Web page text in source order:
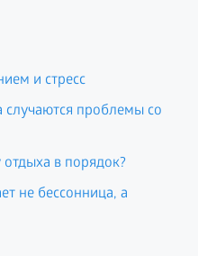
и стресс
случаются проблемы со
в порядок?
не бессонница, а